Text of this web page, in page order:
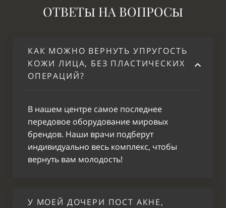
ОТВЕТЫ НА ВОПРОСЫ
КАК МОЖНО ВЕРНУТЬ УПРУГОСТЬ
КОЖИ ЛИЦА, БЕЗ ПЛАСТИЧЕСКИХ
ОПЕРАЦИЙ?
В нашем центре самое последнее
передовое оборудование мировых
брендов. Наши врачи подберут
индивидуально весь комплекс, чтобы
вернуть вам молодость!
У МОЕЙ ДОЧЕРИ ПОСТ АКНЕ,